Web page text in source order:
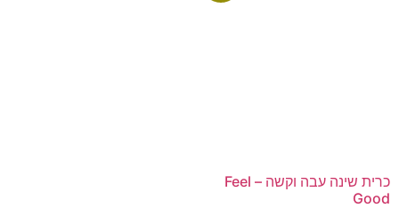
כרית שינה עבה וקשה – Feel
Good